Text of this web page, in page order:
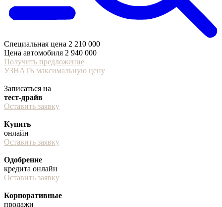
Специальная цена 2 210 000
Цена автомобиля 2 940 000
Получить предложение
УЗНАТЬ максимальную цену
Записаться на
тест-драйв
Оставить заявку
Купить
онлайн
Оставить заявку
Одобрение
кредита онлайн
Оставить заявку
Корпоративные
продажи